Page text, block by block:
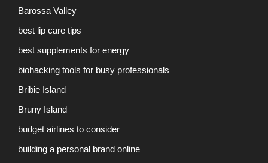
Barossa Valley
best lip care tips
best supplements for energy
biohacking tools for busy professionals
Bribie Island
Bruny Island
budget airlines to consider
building a personal brand online